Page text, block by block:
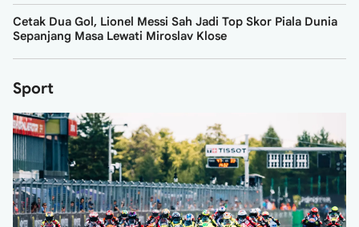
Cetak Dua Gol, Lionel Messi Sah Jadi Top Skor Piala Dunia
Sepanjang Masa Lewati Miroslav Klose
Sport